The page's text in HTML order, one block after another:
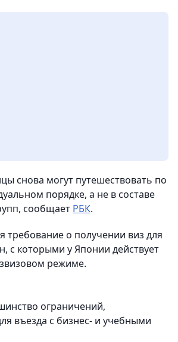
снова могут путешествовать по
порядке, а не в составе
сообщает РБК.
требование о получении виз для
с которыми у Японии действует
режиме.
ограничений,
въезда с бизнес- и учебными